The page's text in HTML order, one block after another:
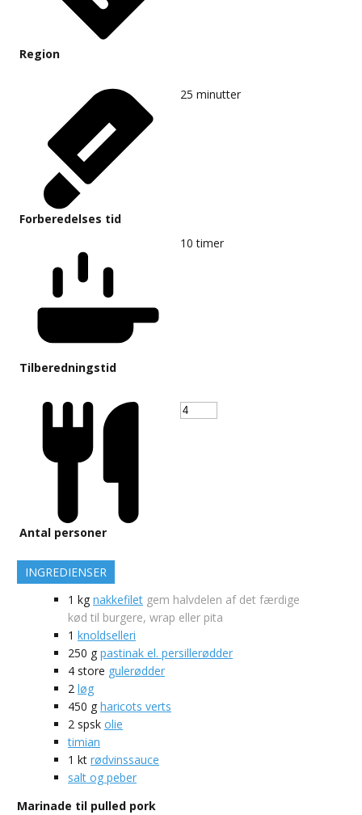
Region
Forberedelses tid
25 minutter
Tilberedningstid
10 timer
Antal personer
INGREDIENSER
1 kg nakkefilet gem halvdelen af det færdige
kød til burgere, wrap eller pita
1 knoldselleri
250 g pastinak el. persillerødder
4 store gulerødder
2 løg
450 g haricots verts
2 spsk olie
timian
1 kt rødvinssauce
salt og peber
Marinade til pulled pork